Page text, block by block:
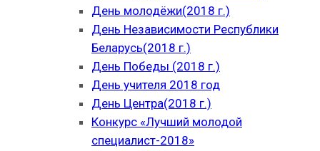
День молодёжи(2018 г.)
День Независимости Республики
Беларусь(2018 г.)
День Победы (2018 г.)
День учителя 2018 год
День Центра(2018 г.)
Конкурс «Лучший молодой
специалист-2018»